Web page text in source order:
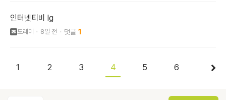
인터넷티비 lg
도레미 8일 전 1
1 2 3 4 5 6